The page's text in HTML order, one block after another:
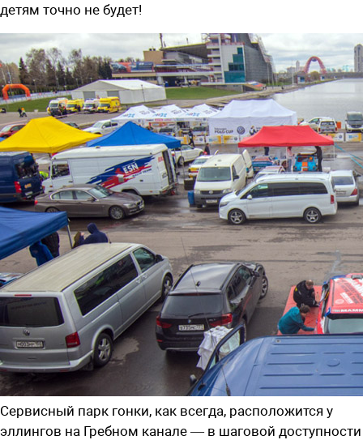
детям точно не будет!
Сервисный парк гонки, как всегда, расположится у
эллингов на Гребном канале — в шаговой доступности